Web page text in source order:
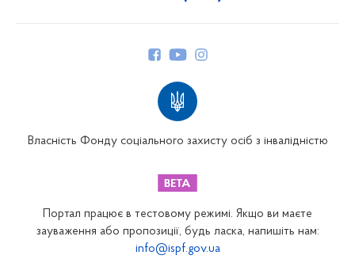
Закарпатське відділення
Запорізьке відділення
Власність Фонду соціального захисту осіб з інвалідністю
Портал працює в тестовому режимі. Якщо ви маєте
зауваження або пропозиції, будь ласка, напишіть нам:
info@ispf.gov.ua